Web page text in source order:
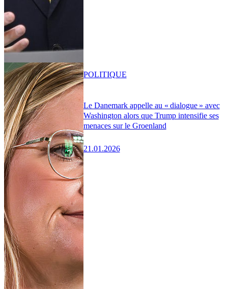
Le Danemark appelle au « dialogue » avec
Washington alors que Trump intensifie ses
menaces sur le Groenland
21.01.2026
POLITIQUE